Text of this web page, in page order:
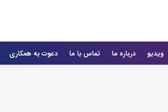
ویدیو درباره ما تماس با ما دعوت به همکاری